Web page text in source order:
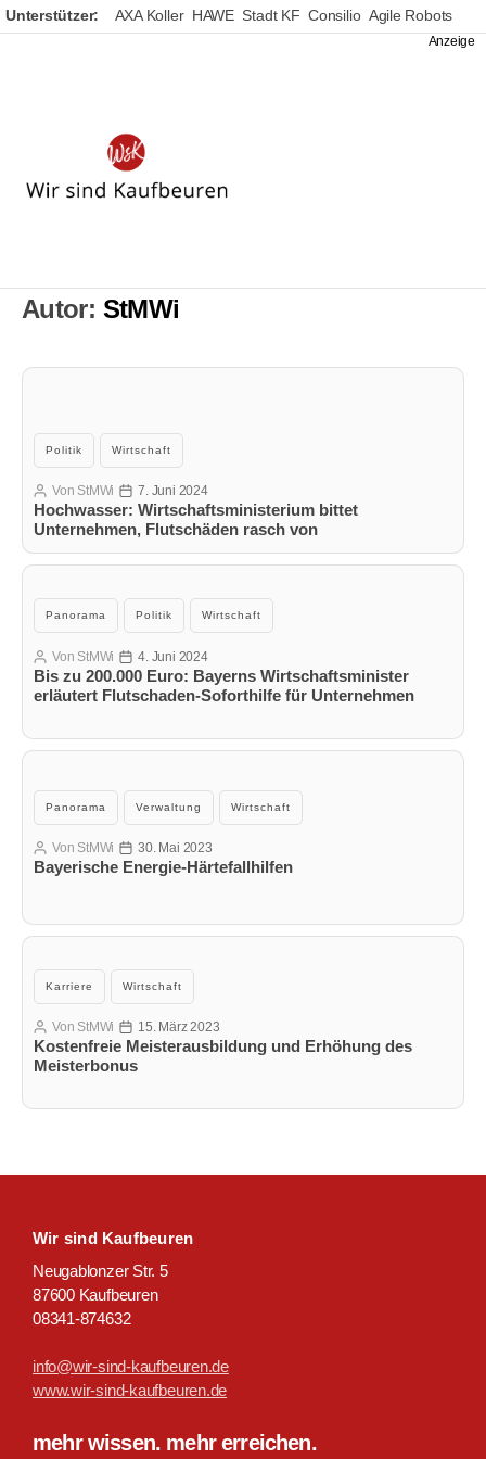
Unterstützer: AXA Koller HAWE Stadt KF Consilio Agile Robots
Autor: StMWi
Kategorien
Politik Wirtschaft
Hochwasser: Wirtschaftsministerium bittet
Unternehmen, Flutschäden rasch von
Sachverständigen dokumentieren zu lassen
Beitragsautor
Von StMWi Veröffentlichungsdatum
7. Juni 2024
Kategorien
Panorama Politik Wirtschaft
Bis zu 200.000 Euro: Bayerns Wirtschaftsminister
erläutert Flutschaden-Soforthilfe für Unternehmen
Beitragsautor
Von StMWi Veröffentlichungsdatum
4. Juni 2024
Kategorien
Panorama Verwaltung Wirtschaft
Bayerische Energie-Härtefallhilfen
Beitragsautor
Von StMWi Veröffentlichungsdatum
30. Mai 2023
Kategorien
Karriere Wirtschaft
Kostenfreie Meisterausbildung und Erhöhung des
Meisterbonus
Beitragsautor
Von StMWi Veröffentlichungsdatum
15. März 2023
Wir sind Kaufbeuren
Neugablonzer Str. 5
87600 Kaufbeuren
08341-874632
info@wir-sind-kaufbeuren.de
www.wir-sind-kaufbeuren.de
mehr wissen. mehr erreichen.